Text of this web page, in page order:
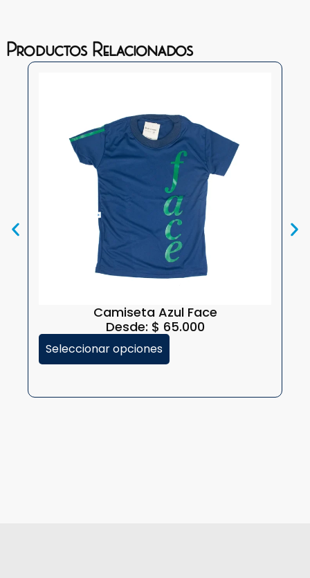
Productos Relacionados
Camiseta Azul Face
Desde: $ 65.000
Seleccionar opciones